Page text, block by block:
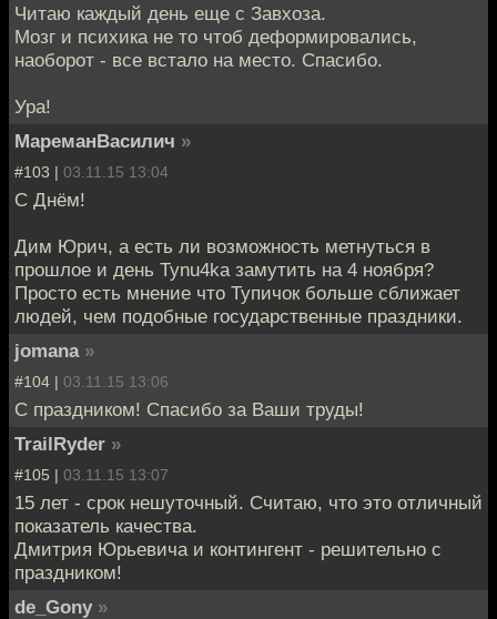
Читаю каждый день еще с Завхоза.
Мозг и психика не то чтоб деформировались,
наоборот - все встало на место. Спасибо.
Ура!
МареманВасилич »
#103 | 03.11.15 13:04
С Днём!
Дим Юрич, а есть ли возможность метнуться в
прошлое и день Туnu4ka замутить на 4 ноября?
Просто есть мнение что Тупичок больше сближает
людей, чем подобные государственные праздники.
jomana »
#104 | 03.11.15 13:06
С праздником! Спасибо за Ваши труды!
TrailRyder »
#105 | 03.11.15 13:07
15 лет - срок нешуточный. Считаю, что это отличный
показатель качества.
Дмитрия Юрьевича и контингент - решительно с
праздником!
de_Gony »